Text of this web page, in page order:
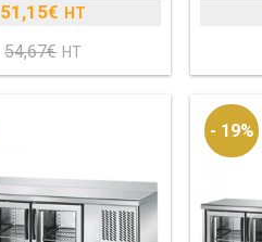
54,67€
prix
initial
51,15€
Le
prix
- 19%